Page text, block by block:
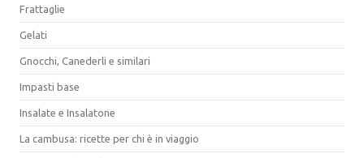
Frattaglie
Gelati
Gnocchi, Canederli e similari
Impasti base
Insalate e Insalatone
La cambusa: ricette per chi è in viaggio